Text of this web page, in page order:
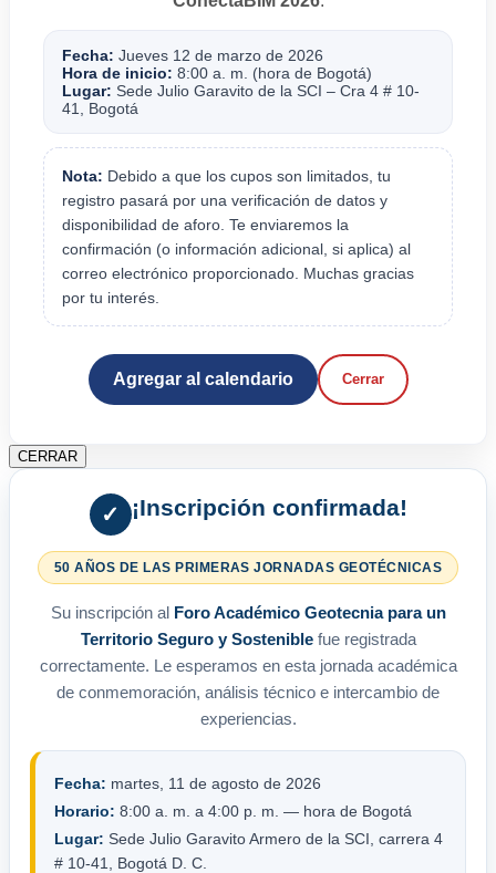
Fecha: Jueves 12 de marzo de 2026
Hora de inicio: 8:00 a. m. (hora de Bogotá)
Lugar: Sede Julio Garavito de la SCI – Cra 4 # 10-
41, Bogotá
Nota: Debido a que los cupos son limitados, tu
registro pasará por una verificación de datos y
disponibilidad de aforo. Te enviaremos la
confirmación (o información adicional, si aplica) al
correo electrónico proporcionado. Muchas gracias
por tu interés.
Agregar al calendario Cerrar
CERRAR
✓ ¡Inscripción confirmada!
50 AÑOS DE LAS PRIMERAS JORNADAS GEOTÉCNICAS
Su inscripción al Foro Académico Geotecnia para un
Territorio Seguro y Sosteniblefue registrada
correctamente. Le esperamos en esta jornada académica
de conmemoración, análisis técnico e intercambio de
experiencias.
Fecha: martes, 11 de agosto de 2026
Horario: 8:00 a. m. a 4:00 p. m. — hora de Bogotá
Lugar: Sede Julio Garavito Armero de la SCI, carrera 4
# 10-41, Bogotá D. C.